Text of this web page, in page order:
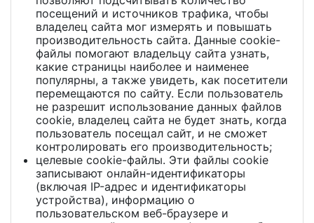
посещений и источников трафика, чтобы
владелец сайта мог измерять и повышать
производительность сайта. Данные cookie-
файлы помогают владельцу сайта узнать,
какие страницы наиболее и наименее
популярны, а также увидеть, как посетители
перемещаются по сайту. Если пользователь
не разрешит использование данных файлов
cookie, владелец сайта не будет знать, когда
пользователь посещал сайт, и не сможет
контролировать его производительность;
целевые cookie-файлы. Эти файлы cookie
записывают онлайн-идентификаторы
(включая IP-адрес и идентификаторы
устройства), информацию о
пользовательском веб-браузере и